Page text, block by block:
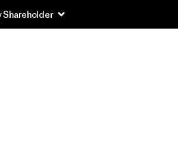
Shareholder